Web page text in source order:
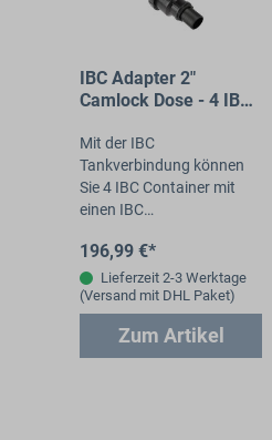
IBC Adapter 2"
Camlock Dose - 4 IBC
Tankverbindung
50mm Rohr
Mit der IBC
Tankverbindung können
Sie 4 IBC Container mit
einen IBC
0 64x2,3 kurzes
Feingewinde Schütz bzw.
das 2" Camlock
übereinander…
196,99 €*
Lieferzeit 2-3 Werktage
(Versand mit DHL Paket)
Zum Artikel